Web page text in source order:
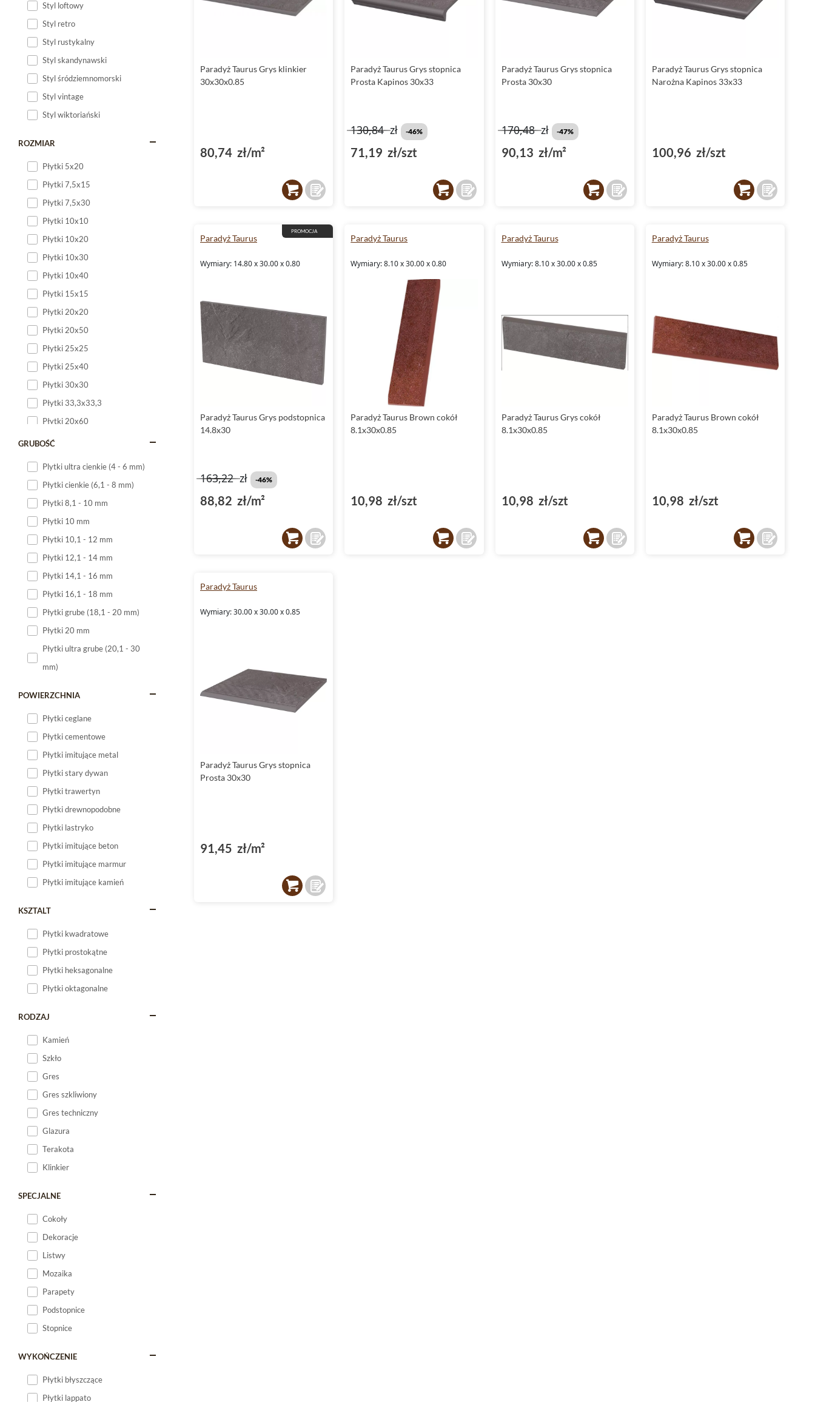
Styl loftowy
Styl retro
Styl rustykalny
Styl skandynawski
Styl śródziemnomorski
Styl vintage
Styl wiktoriański
ROZMIAR
Płytki 5x20
Płytki 7,5x15
Płytki 7,5x30
Płytki 10x10
Płytki 10x20
Płytki 10x30
Płytki 10x40
Płytki 15x15
Płytki 20x20
Płytki 20x50
Płytki 25x25
Płytki 25x40
Płytki 30x30
Płytki 33,3x33,3
Płytki 20x60
Płytki 20x120
Płytki małe
GRUBOŚĆ
Plytki ultra cienkie (4 - 6 mm)
Płytki cienkie (6,1 - 8 mm)
Płytki 8,1 - 10 mm
Płytki 10 mm
Płytki 10,1 - 12 mm
Płytki 12,1 - 14 mm
Płytki 14,1 - 16 mm
Płytki 16,1 - 18 mm
Płytki grube (18,1 - 20 mm)
Płytki 20 mm
Płytki ultra grube (20,1 - 30
mm)
POWIERZCHNIA
Płytki ceglane
Płytki cementowe
Płytki imitujące metal
Płytki stary dywan
Płytki trawertyn
Płytki drewnopodobne
Płytki lastryko
Płytki imitujące beton
Płytki imitujące marmur
Płytki imitujące kamień
KSZTALT
Płytki kwadratowe
Płytki prostokątne
Płytki heksagonalne
Płytki oktagonalne
RODZAJ
Kamień
Szkło
Gres
Gres szkliwiony
Gres techniczny
Glazura
Terakota
Klinkier
SPECJALNE
Cokoły
Dekoracje
Listwy
Mozaika
Parapety
Podstopnice
Stopnice
WYKOŃCZENIE
Płytki błyszczące
Płytki lappato
elementydekoracyjne takie jakparapet,cokół,podstopnica
. Dzięki temu możesz stworzyć spójną aranżację
Płytki ParadyżTaurus są niezwykle uniwersalne. Można je z
powodzeniem stosować zarówno jakopłytki podłogowe
stylistykę.
Płytki antypoślizgowe i wytrzymałe
płytek Paradyż Taurus. Są one
(klasa R10), co
sprawia, że można je bez obaw stosować w miejscach
Zastosowanie płytek Paradyż Taurus
je, masz pewność, że Twoje wnętrze czy eksterier będzie
prezentować się doskonale przez wiele lat. Zainwestuj w
płytki Paradyż Taurus i ciesz się niezawodną jakością na co
dzień!
Paradyż Taurus Grys klinkier
30x30x0.85
80,74 zł/m²
Paradyż Taurus Grys stopnica
Prosta Kapinos 30x33
130,84zł -46%
71,19 zł/szt
Paradyż Taurus Grys stopnica
Prosta 30x30
170,48zł -47%
90,13 zł/m²
Paradyż Taurus Grys stopnica
Narożna Kapinos 33x33
100,96 zł/szt
PROMOCJA
Paradyż Taurus
Wymiary: 14.80 x 30.00 x 0.80
Paradyż Taurus Grys podstopnica
14.8x30
163,22zł -46%
88,82 zł/m²
Paradyż Taurus
Wymiary: 8.10 x 30.00 x 0.80
Paradyż Taurus Brown cokół
8.1x30x0.85
10,98 zł/szt
Paradyż Taurus
Wymiary: 8.10 x 30.00 x 0.85
Paradyż Taurus Grys cokół
8.1x30x0.85
10,98 zł/szt
Paradyż Taurus
Wymiary: 8.10 x 30.00 x 0.85
Paradyż Taurus Brown cokół
8.1x30x0.85
10,98 zł/szt
Paradyż Taurus
Wymiary: 30.00 x 30.00 x 0.85
Paradyż Taurus Grys stopnica
Prosta 30x30
91,45 zł/m²